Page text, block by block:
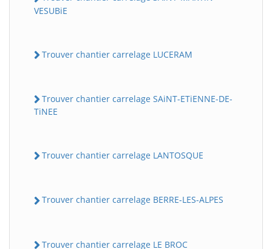
VESUBiE
Trouver chantier carrelage LUCERAM
Trouver chantier carrelage SAiNT-ETiENNE-DE-
TiNEE
Trouver chantier carrelage LANTOSQUE
Trouver chantier carrelage BERRE-LES-ALPES
Trouver chantier carrelage LE BROC